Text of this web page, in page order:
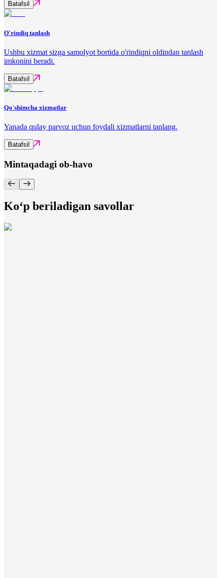
Batafsil
O'rindiq tanlash
Ushbu xizmat sizga samolyot bortida o'rindiqni oldindan tanlash
imkonini beradi.
Batafsil
Qo'shimcha xizmatlar
Yanada qulay parvoz uchun foydali xizmatlarni tanlang.
Batafsil
Mintaqadagi ob-havo
Ko‘p beriladigan savollar